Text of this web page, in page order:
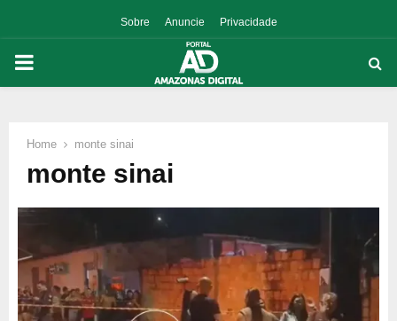
Sobre Anuncie Privacidade
PRIMARY
Home monte sinai
monte sinai